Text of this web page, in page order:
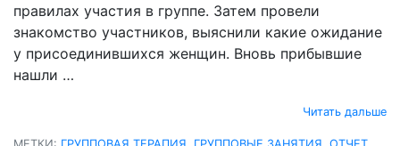
правилах участия в группе. Затем провели
знакомство участников, выяснили какие ожидание
у присоединившихся женщин. Вновь прибывшие
нашли …
Читать дальше